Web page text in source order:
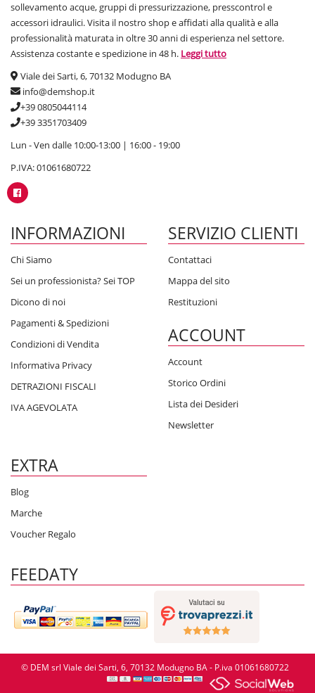
sollevamento acque, gruppi di pressurizzazione, presscontrol e
accessori idraulici. Visita il nostro shop e affidati alla qualità e alla
professionalità maturata in oltre 30 anni di esperienza nel settore.
Assistenza costante e spedizione in 48 h. Leggi tutto
Viale dei Sarti, 6, 70132 Modugno BA
info@demshop.it
+39 0805044114
+39 3351703409
Lun - Ven dalle 10:00-13:00 | 16:00 - 19:00
P.IVA: 01061680722
INFORMAZIONI
Chi Siamo
Sei un professionista? Sei TOP
Dicono di noi
Pagamenti & Spedizioni
Condizioni di Vendita
Informativa Privacy
DETRAZIONI FISCALI
IVA AGEVOLATA
SERVIZIO CLIENTI
Contattaci
Mappa del sito
Restituzioni
ACCOUNT
Account
Storico Ordini
Lista dei Desideri
Newsletter
EXTRA
Blog
Marche
Voucher Regalo
FEEDATY
© DEM srl Viale dei Sarti, 6, 70132 Modugno BA - P.iva 01061680722